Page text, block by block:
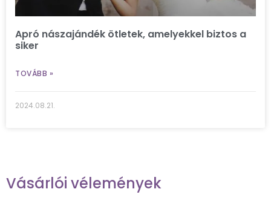
Apró nászajándék ötletek, amelyekkel biztos a
siker
TOVÁBB »
2024.08.21.
Vásárlói vélemények